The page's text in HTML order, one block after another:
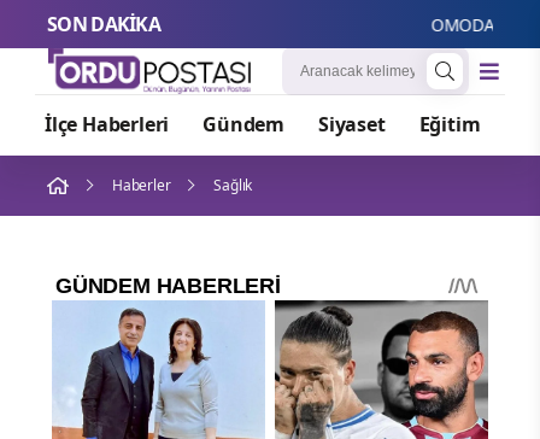
SON DAKİKA OMODA
İlçe Haberleri Gündem Siyaset Eğitim
Haberler Sağlık